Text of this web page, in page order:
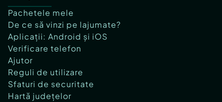
Pachetele mele
De ce să vinzi pe lajumate?
Aplicații: Android și iOS
Verificare telefon
Ajutor
Reguli de utilizare
Sfaturi de securitate
Hartă județelor